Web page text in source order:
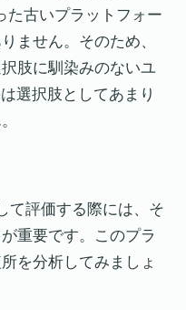
古いプラットフォー
ません。そのため、
肢に馴染みのないユ
選択肢としてあまり
て評価する際には、そ
重要です。このプラ
を分析してみましょ